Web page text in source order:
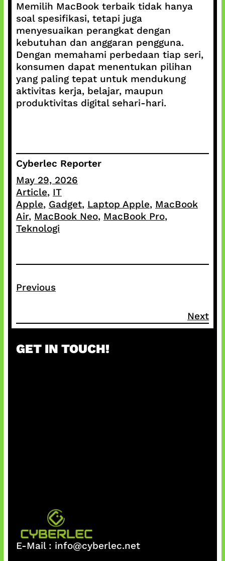
Memilih MacBook terbaik tidak hanya
soal spesifikasi, tetapi juga
menyesuaikan perangkat dengan
kebutuhan dan anggaran pengguna.
Dengan memahami perbedaan tiap seri,
konsumen dapat menentukan pilihan
yang paling tepat untuk mendukung
aktivitas kerja, belajar, maupun
produktivitas digital sehari-hari.
Cyberlec Reporter
May 29, 2026
Article, IT
Apple, Gadget, Laptop Apple, MacBook
Air, MacBook Neo, MacBook Pro ,
Teknologi
Previous
Next
GET IN TOUCH!
E-Mail : info@cyberlec.net